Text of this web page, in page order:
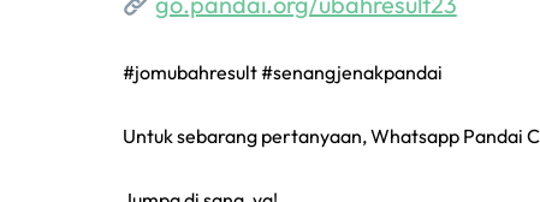
#jomubahresult #senangjenakpandai
Untuk sebarang pertanyaan, Whatsapp Pandai